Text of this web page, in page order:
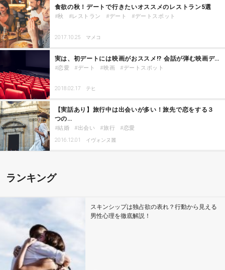
食欲の秋！デートで行きたいオススメのレストラン5選
秋 レストラン デート デートスポット
2017.10.25 マメコ
実は、初デートには映画がおススメ!? 会話が弾む映画デ…
恋愛 デート 映画 デートスポット
2018.02.17 テヒ
【実話あり】旅行中は出会いが多い！旅先で恋をする３
つの…
結婚 出会い 旅行 恋愛
2016.12.01 イヴォンヌ麗
ランキング
スキンシップは独占欲の表れ？行動から見える
男性心理を徹底解説！